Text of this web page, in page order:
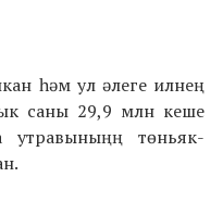
һәм ул әлеге илнең
саны 29,9 млн кеше
утравыныңң төньяк-